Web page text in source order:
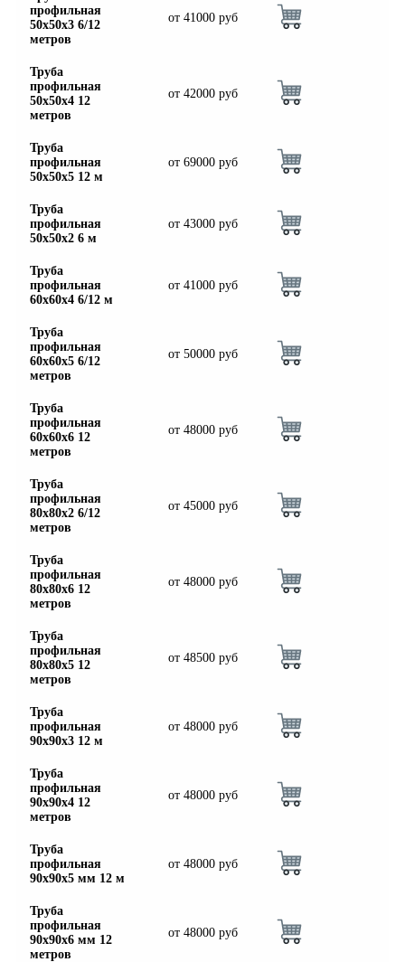
профильная
50х50х3 6/12
метров
от41000 руб
Труба
профильная
50х50х4 12
метров
от42000 руб
Труба
профильная
50х50х5 12 м
от69000 руб
Труба
профильная
50х50х2 6 м
от43000 руб
Труба
профильная
60х60х4 6/12 м
от41000 руб
Труба
профильная
60х60х5 6/12
метров
от50000 руб
Труба
профильная
60х60х6 12
метров
от48000 руб
Труба
профильная
80х80х2 6/12
метров
от45000 руб
Труба
профильная
80х80х6 12
метров
от48000 руб
Труба
профильная
80х80х5 12
метров
от48500 руб
Труба
профильная
90х90х3 12 м
от48000 руб
Труба
профильная
90х90х4 12
метров
от48000 руб
Труба
профильная
90х90х5 мм 12 м
от48000 руб
Труба
профильная
90х90х6 мм 12
метров
от48000 руб